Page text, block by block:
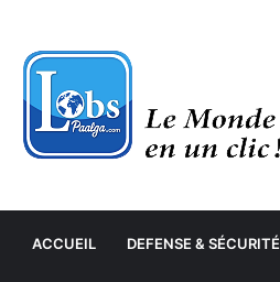
ACCUEIL DEFENSE & SÉCURITÉ